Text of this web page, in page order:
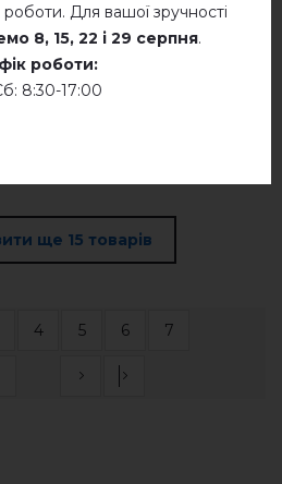
ще 15 товарів
4 5 6 7
Для вашої зручності
8, 15, 22 і 29 серпня.
роботи:
8:30-17:00